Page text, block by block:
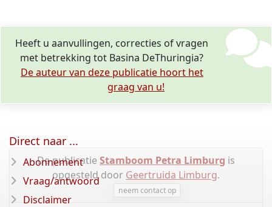
Heeft u aanvullingen, correcties of vragen
met betrekking tot Basina DeThuringia?
De auteur van deze publicatie hoort het
graag van u!
De publicatie Stamboom Petra Limburg is
opgesteld door Geertruida Limburg.
neem contact op
Direct naar ...
Abonnement
Vraag/antwoord
Disclaimer